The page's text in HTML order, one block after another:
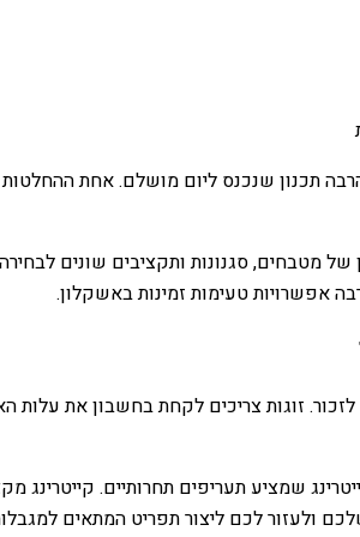
תכנון שנכנס ליום מושלם. אחת
של מטבחים, סגנונות ותקציבים שונים
אפשרויות טעימות זמינות באשקלון.
זוגות צריכים לקחת בחשבון את
שמציע תעריפים תחרותיים.
ולעזור לכם ליצור תפריט המתאים